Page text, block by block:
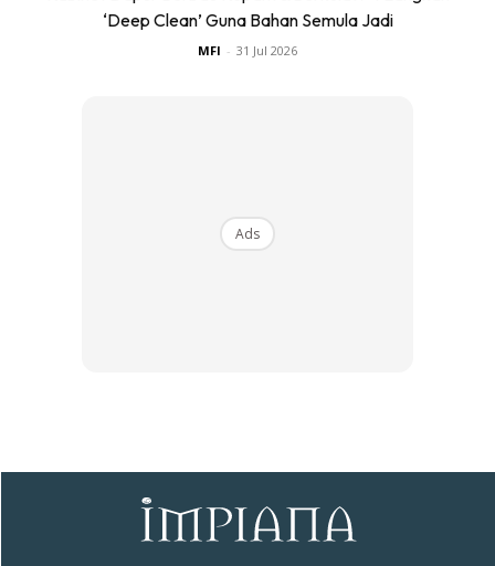
‘Deep Clean’ Guna Bahan Semula Jadi
MFI - 31 Jul 2026
Ads